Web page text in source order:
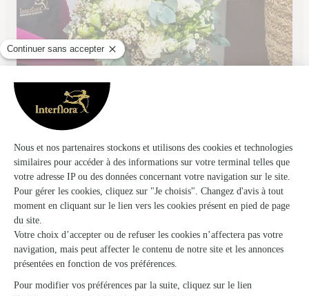
L’anemone
Captieux
13 route de Bazas
Voir la boutique
Ils ont fait livrer des fleurs ou une plante à
Casteljaloux